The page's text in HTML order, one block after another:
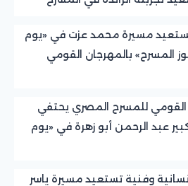
مسيرة محمد عزت في «يوم
المسرح» بالمهرجان القومي
القومي للمسرح المصري يحتفي
عبد الرحمن أبو زهرة في «يوم
وفنية تستعيد مسيرة ياسر